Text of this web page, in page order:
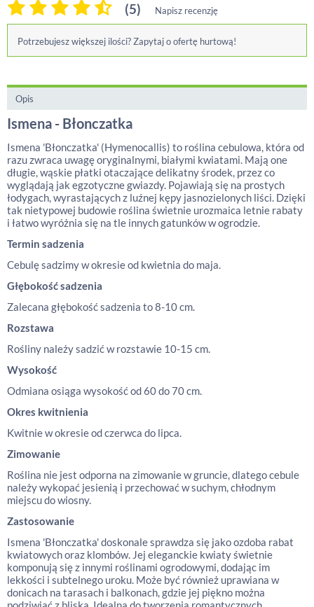
(5) Napisz recenzję
Potrzebujesz większej ilości? Zapytaj o ofertę hurtową!
Opis
Ismena - Błonczatka
Ismena 'Błonczatka' (Hymenocallis) to roślina cebulowa, która od
razu zwraca uwagę oryginalnymi, białymi kwiatami. Mają one
długie, wąskie płatki otaczające delikatny środek, przez co
wyglądają jak egzotyczne gwiazdy. Pojawiają się na prostych
łodygach, wyrastających z luźnej kępy jasnozielonych liści. Dzięki
tak nietypowej budowie roślina świetnie urozmaica letnie rabaty
i łatwo wyróżnia się na tle innych gatunków w ogrodzie.
Termin sadzenia
Cebulę sadzimy w okresie od kwietnia do maja.
Głębokość sadzenia
Zalecana głębokość sadzenia to 8-10 cm.
Rozstawa
Rośliny należy sadzić w rozstawie 10-15 cm.
Wysokość
Odmiana osiąga wysokość od 60 do 70 cm.
Okres kwitnienia
Kwitnie w okresie od czerwca do lipca.
Zimowanie
Roślina nie jest odporna na zimowanie w gruncie, dlatego cebule
należy wykopać jesienią i przechować w suchym, chłodnym
miejscu do wiosny.
Zastosowanie
Ismena 'Błonczatka' doskonale sprawdza się jako ozdoba rabat
kwiatowych oraz klombów. Jej eleganckie kwiaty świetnie
komponują się z innymi roślinami ogrodowymi, dodając im
lekkości i subtelnego uroku. Może być również uprawiana w
donicach na tarasach i balkonach, gdzie jej piękno można